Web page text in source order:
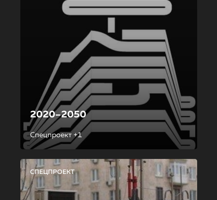
2020–2050
Спецпроект +1
СПЕЦПРОЕКТ